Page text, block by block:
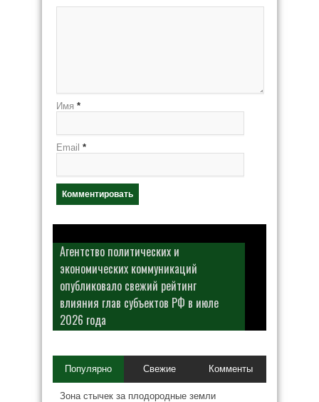
Имя *
Email *
Агентство политических и
экономических коммуникаций
опубликовало свежий рейтинг
влияния глав субъектов РФ в июле
2026 года
Популярно Свежие Комменты
Зона стычек за плодородные земли